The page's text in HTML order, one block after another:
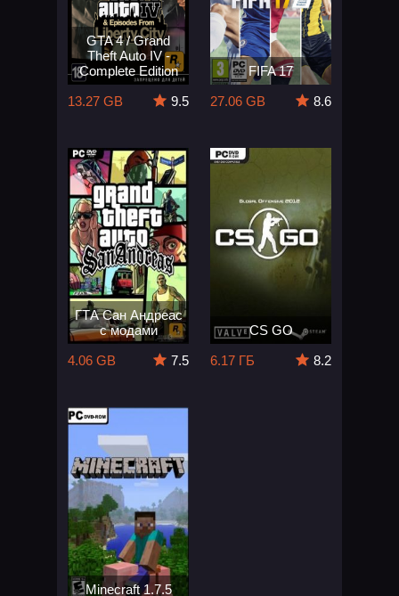
GTA 4 / Grand
Theft Auto IV -
Complete Edition
13.27 GB
9.5
FIFA 17
27.06 GB
8.6
ГТА Сан Андреас
с модами
4.06 GB
7.5
CS GO
6.17 ГБ
8.2
Minecraft 1.7.5